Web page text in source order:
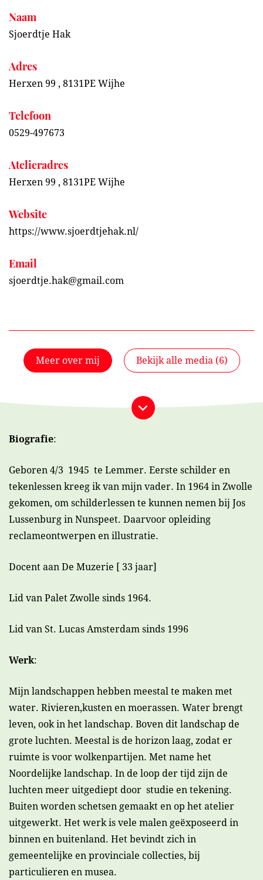
Naam
Sjoerdtje Hak
Adres
Herxen 99 , 8131PE Wijhe
Telefoon
0529-497673
Atelieradres
Herxen 99 , 8131PE Wijhe
Website
https://www.sjoerdtjehak.nl/
Email
sjoerdtje.hak@gmail.com
Meer over mij Bekijk alle media (6)
Bekijk alle media (6)
Biografie:
Geboren 4/3 1945 te Lemmer. Eerste schilder en
tekenlessen kreeg ik van mijn vader. In 1964 in Zwolle
gekomen, om schilderlessen te kunnen nemen bij Jos
Lussenburg in Nunspeet. Daarvoor opleiding
reclameontwerpen en illustratie.
Docent aan De Muzerie [ 33 jaar]
Lid van Palet Zwolle sinds 1964.
Lid van St. Lucas Amsterdam sinds 1996
Werk:
Mijn landschappen hebben meestal te maken met
water. Rivieren,kusten en moerassen. Water brengt
leven, ook in het landschap. Boven dit landschap de
grote luchten. Meestal is de horizon laag, zodat er
ruimte is voor wolkenpartijen. Met name het
Noordelijke landschap. In de loop der tijd zijn de
luchten meer uitgediept door studie en tekening.
Buiten worden schetsen gemaakt en op het atelier
uitgewerkt. Het werk is vele malen geëxposeerd in
binnen en buitenland. Het bevindt zich in
gemeentelijke en provinciale collecties, bij
particulieren en musea.